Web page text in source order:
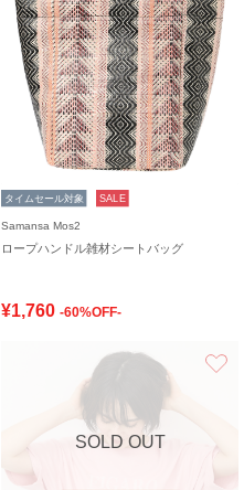
タイムセール対象 SALE
Samansa Mos2
ロープハンドル雑材シートバッグ
¥1,760 -60%OFF-
SOLD OUT